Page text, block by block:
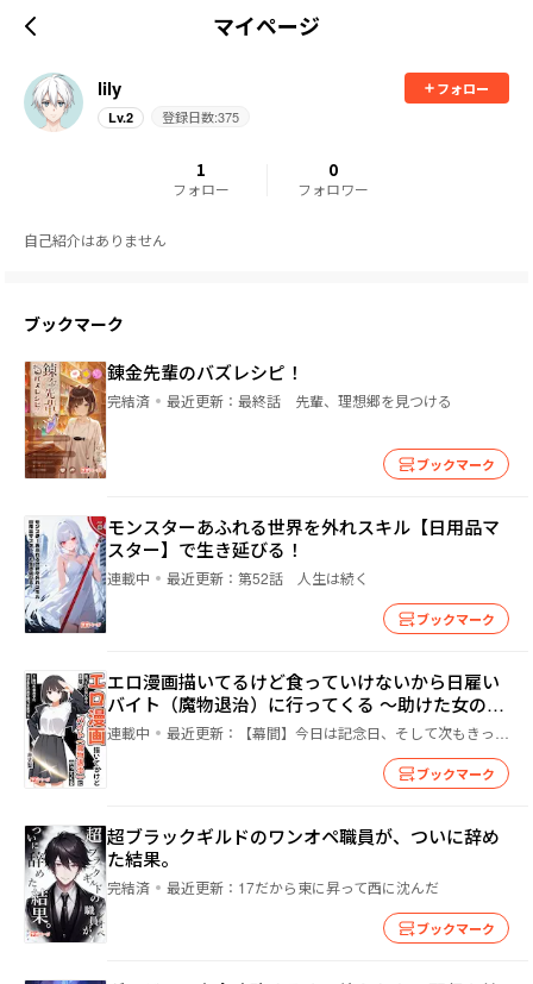
マイページ
lily
フォロー
Lv.2 登録日数:375
1
フォロー
0
フォロワー
自己紹介はありません
ブックマーク
錬金先輩のバズレシピ！
完結済 最近更新： 最終話 先輩、理想郷を見つける
ブックマーク
モンスターあふれる世界を外れスキル【日用品マ
スター】で生き延びる！
連載中 最近更新： 第52話 人生は続く
ブックマーク
エロ漫画描いてるけど食っていけないから日雇い
バイト（魔物退治）に行ってくる ～助けた女の子
に付きまとわれて困ってます～
連載中 最近更新： 【幕間】今日は記念日、そして次もきっと忘れられない日になるはずだよ
ブックマーク
超ブラックギルドのワンオペ職員が、ついに辞め
た結果。
完結済 最近更新： 17だから東に昇って西に沈んだ
ブックマーク